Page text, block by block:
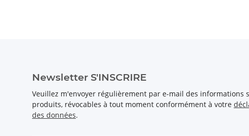
Newsletter S'INSCRIRE
Veuillez m'envoyer régulièrement par e-mail des informations
produits, révocables à tout moment conformément à votre
des données.